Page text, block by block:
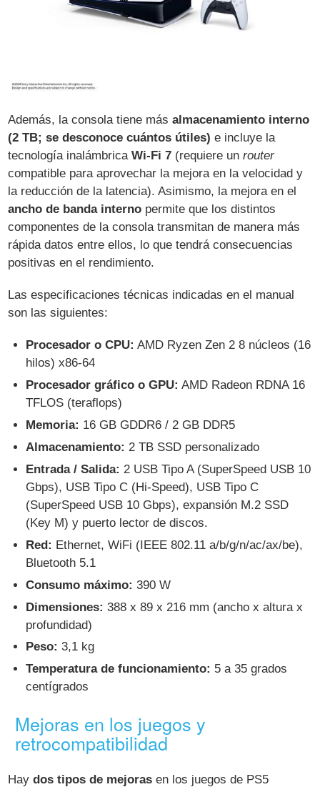
Además, la consola tiene másalmacenamiento interno
(2 TB; se desconoce cuántos útiles) e incluye la
tecnología inalámbricaWi-Fi 7 (requiere unrouter
compatible para aprovechar la mejora en la velocidad y
la reducción de la latencia). Asimismo, la mejora en el
ancho de banda interno permite que los distintos
componentes de la consola transmitan de manera más
rápida datos entre ellos, lo que tendrá consecuencias
positivas en el rendimiento.
Las especificaciones técnicas indicadas en el manual
son las siguientes:
Procesador o CPU: AMD Ryzen Zen 2 8 núcleos (16
hilos) x86-64
Procesador gráfico o GPU: AMD Radeon RDNA 16
TFLOS (teraflops)
Memoria: 16 GB GDDR6 / 2 GB DDR5
Almacenamiento: 2 TB SSD personalizado
Entrada / Salida: 2 USB Tipo A (SuperSpeed USB 10
Gbps), USB Tipo C (Hi-Speed), USB Tipo C
(SuperSpeed USB 10 Gbps), expansión M.2 SSD
(Key M) y puerto lector de discos.
Red: Ethernet, WiFi (IEEE 802.11 a/b/g/n/ac/ax/be),
Bluetooth 5.1
Consumo máximo: 390 W
Dimensiones: 388 x 89 x 216 mm (ancho x altura x
profundidad)
Peso: 3,1 kg
Temperatura de funcionamiento: 5 a 35 grados
centígrados
Mejoras en los juegos y
retrocompatibilidad
Haydos tipos de mejoras en los juegos de PS5